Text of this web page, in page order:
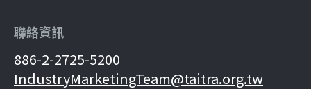
聯絡資訊
886-2-2725-5200
IndustryMarketingTeam@taitra.org.tw